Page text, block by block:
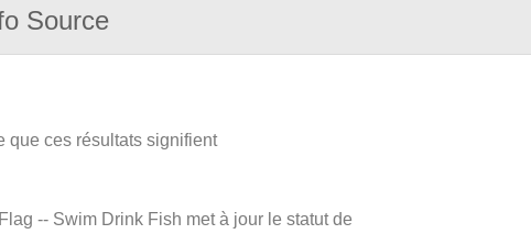
Source
que ces résultats signifient
-- Swim Drink Fish met à jour le statut de